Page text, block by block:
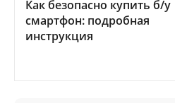
Как безопасно купить б/у
смартфон: подробная
инструкция